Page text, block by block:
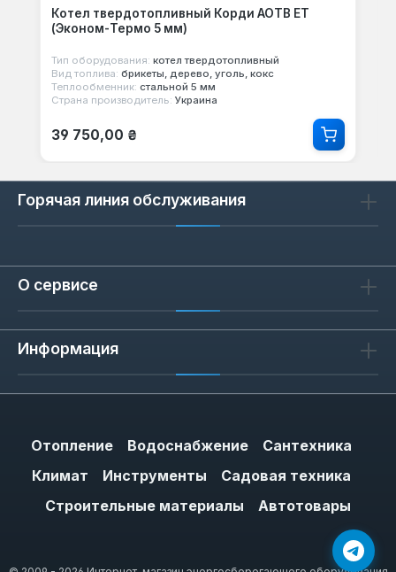
Котел твердотопливный Корди АОТВ ЕТ
(Эконом-Термо 5 мм)
Тип оборудования: котел твердотопливный
Вид топлива: брикеты, дерево, уголь, кокс
Теплообменник: стальной 5 мм
Страна производитель: Украина
Обычная цена:
39 750,00 ₴
Горячая линия обслуживания
О сервисе
Информация
Отопление Водоснабжение
Сантехника
Климат
Инструменты
Садовая техника
Строительные материалы
Автотовары